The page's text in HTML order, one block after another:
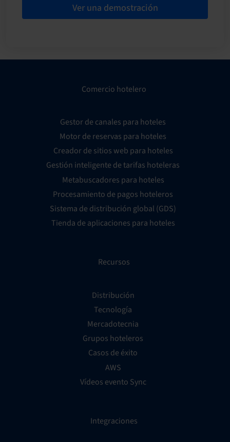
Ver una demostración
Comercio hotelero
Gestor de canales para hoteles
Motor de reservas para hoteles
Creador de sitios web para hoteles
Gestión inteligente de tarifas hoteleras
Metabuscadores para hoteles
Procesamiento de pagos hoteleros
Sistema de distribución global (GDS)
Tienda de aplicaciones para hoteles
Recursos
Distribución
Tecnología
Mercadotecnia
Grupos hoteleros
Casos de éxito
AWS
Vídeos evento Sync
Integraciones